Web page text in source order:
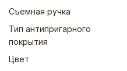
Съемная ручка
Тип антипригарного
покрытия
Цвет